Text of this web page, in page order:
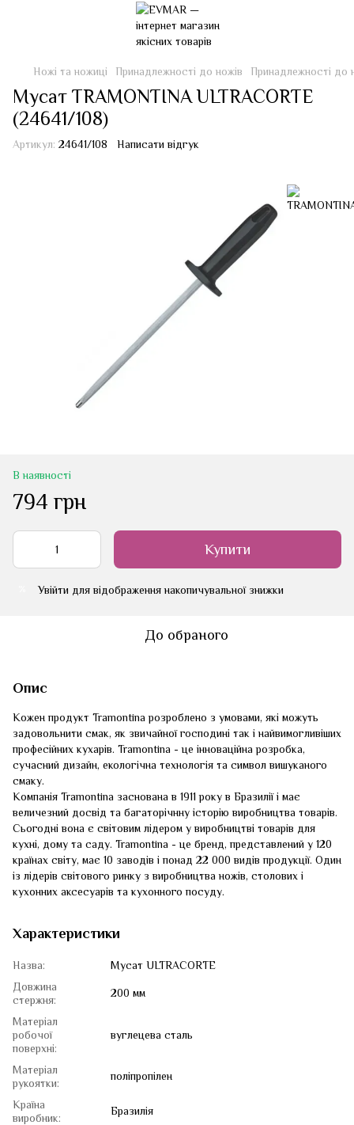
Ножі та ножиці Принадлежності до ножів Принадлежності до
Мусат TRAMONTINA ULTRACORTE
(24641/108)
Артикул: 24641/108 Написати відгук
В наявності
794 грн
Купити
Увійти для відображення накопичувальної знижки
До обраного
Опис
Кожен продукт Tramontina розроблено з умовами, які можуть
задовольнити смак, як звичайної господині так і найвимогливіших
професійних кухарів. Tramontina - це інноваційна розробка,
сучасний дизайн, екологічна технологія та символ вишуканого
смаку.
Компанія Tramontina заснована в 1911 року в Бразилії і має
величезний досвід та багаторічнну історію виробництва товарів.
Сьогодні вона є світовим лідером у виробництві товарів для
кухні, дому та саду. Tramontina - це бренд, представлений у 120
країнах світу, має 10 заводів і понад 22 000 видів продукції. Один
із лідерів світового ринку з виробництва ножів, столових і
кухонних аксесуарів та кухонного посуду.
Характеристики
Назва:
Мусат ULTRACORTE
Довжина
стержня:
200 мм
Матеріал
робочої
поверхні:
вуглецева сталь
Матеріал
рукоятки:
поліпропілен
Країна
виробник:
Бразилія